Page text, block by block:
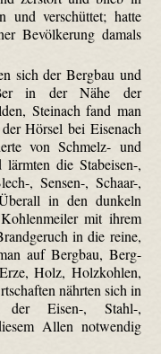
und verschüttet; hatte
Bevölkerung damals
sich der Bergbau und
in der Nähe der
Steinach fand man
Hörsel bei Eisenach
von Schmelz- und
die Stab­eisen-,
, Sensen-, Schaar-,
in den dunkeln
mit ihrem
in die reine,
auf Bergbau, Berg-
Holz, Holzkohlen,
nährten sich in
der Eisen-, Stahl-,
Allen notwendig